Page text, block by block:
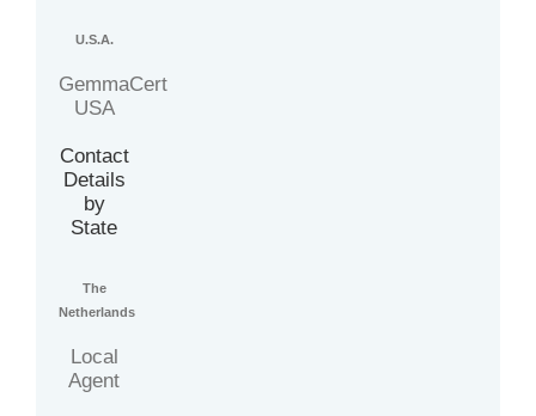
U.S.A.
GemmaCert
USA
Contact
Details
by
State
The
Netherlands
Local
Agent